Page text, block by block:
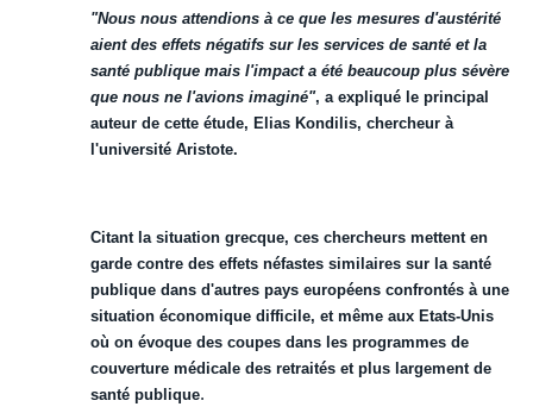
"Nous nous attendions à ce que les mesures d'austérité
aient des effets négatifs sur les services de santé et la
santé publique mais l'impact a été beaucoup plus sévère
que nous ne l'avions imaginé", a expliqué le principal
auteur de cette étude, Elias Kondilis, chercheur à
l'université Aristote.
Citant la situation grecque, ces chercheurs mettent en
garde contre des effets néfastes similaires sur la santé
publique dans d'autres pays européens confrontés à une
situation économique difficile, et même aux Etats-Unis
où on évoque des coupes dans les programmes de
couverture médicale des retraités et plus largement de
santé publique.